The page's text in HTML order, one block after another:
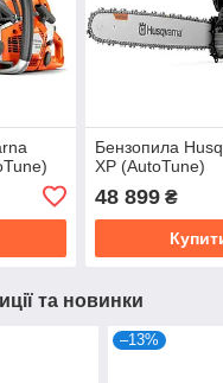
Бензопила
XP (AutoTune)
48 899₴
та новинки
–13%